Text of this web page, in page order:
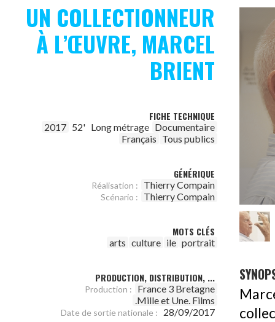
UN COLLECTIONNEUR
À L’ŒUVRE, MARCEL
BRIENT
FICHE TECHNIQUE
2017 52' Long métrage Documentaire
Français Tous publics
GÉNÉRIQUE
Réalisation : Thierry Compain
Scénario : Thierry Compain
MOTS CLÉS
arts culture ile portrait
PRODUCTION, DISTRIBUTION, ...
Production :
France 3 Bretagne
.Mille et Une. Films
Date de sortie nationale : 28/09/2017